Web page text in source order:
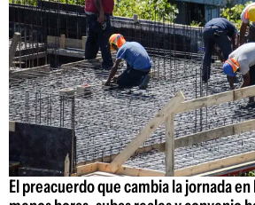
El preacuerdo que cambia la jornada